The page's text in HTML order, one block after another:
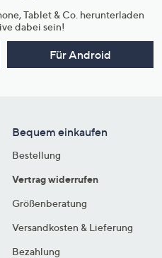
Tablet & Co. herunterladen
dabei sein!
Für Android
Bequem einkaufen
Bestellung
Vertrag widerrufen
Größenberatung
Versandkosten & Lieferung
Bezahlung